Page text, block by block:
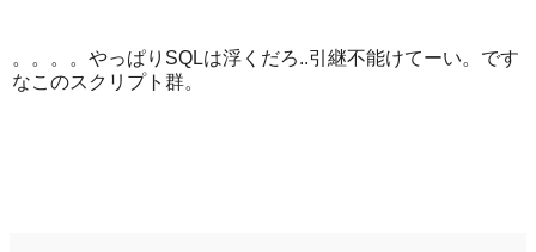
。。。。やっぱりSQLは浮くだろ..引継不能けてーい。です
なこのスクリプト群。